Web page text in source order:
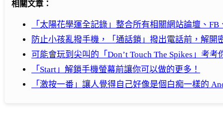
相關文章：
「太陽花學運全記錄」整合所有相關網站論壇、
防止小孩亂撥手機，「通話鎖」撥出電話前，解開
可能會玩到尖叫的「Don’t Touch The Spikes」考考
「Start」解鎖手機螢幕前讓你可以做的更多！
「激按一番」讓人覺得自己好像是個白痴一樣的